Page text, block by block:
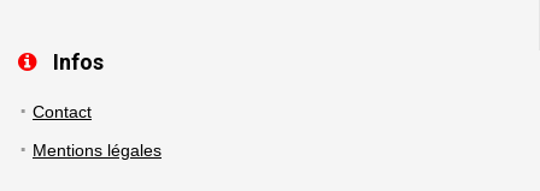
Infos
Contact
Mentions légales